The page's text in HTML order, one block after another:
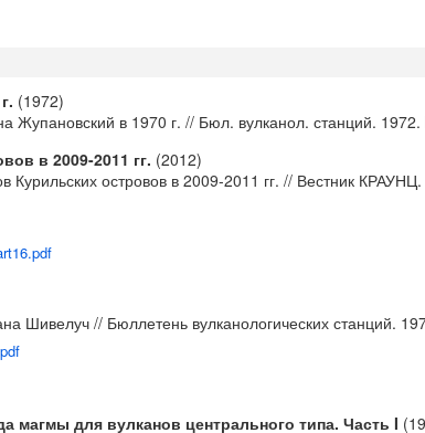
(1972)
Жупановский в 1970 г. // Бюл. вулканол. станций.
в 2009-2011 гг. (2012)
Курильских островов в 2009-2011 гг. // Вестник
Шивелуч // Бюллетень вулканологических станций.
магмы для вулканов центрального типа. Часть I